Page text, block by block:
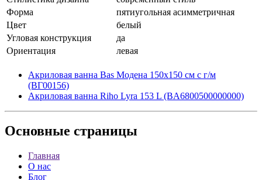
Форма
пятиугольная асимметричная
Цвет
белый
Угловая конструкция
да
Ориентация
левая
Акриловая ванна Bas Модена 150x150 см с г/м
(ВГ00156)
Акриловая ванна Riho Lyra 153 L (BA6800500000000)
Основные страницы
Главная
О нас
Блог